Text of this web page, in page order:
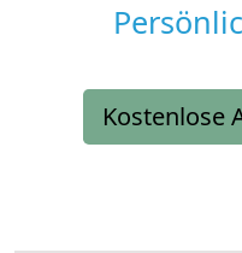
Kostenlose